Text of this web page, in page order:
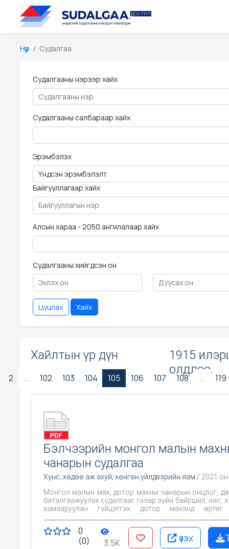
Нүүр Судалгаа
Судалгааны нэрээр хайх
Судалгааны салбараар хайх
Эрэмбэлэх
Байгууллагаар хайх
Алсын хараа - 2050 ангилалаар хайх
Судалгааны хийгдсэн он
Цуцлах Хайх
Хайлтын үр дүн
1915
олдлоо.
2 ... 102 103 104 105 106 107 108 ... 119
Бэлчээрийн монгол малын
чанарын судалгаа
Хүнс, хөдөө аж ахуй, хөнгөн үйлдвэрийн яам / 2021 он
Монгол малын мах, дотор махны чанарын онцлог,
баталгаажуулах судалгааг газар зүйн байршил, нас,
хамааруулан гүйцэтгэх дотор маханд өртөг
0
(0)
3.5K үзэх